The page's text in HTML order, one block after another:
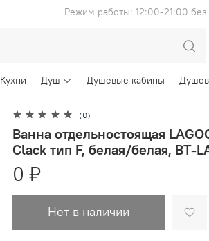
Режим работы: 12:00-21:00
Кухни Душ Душевые кабины
(0)
Ванна отдельностоящая
Clack тип F, белая/белая, BT-
0 ₽
Нет в наличии